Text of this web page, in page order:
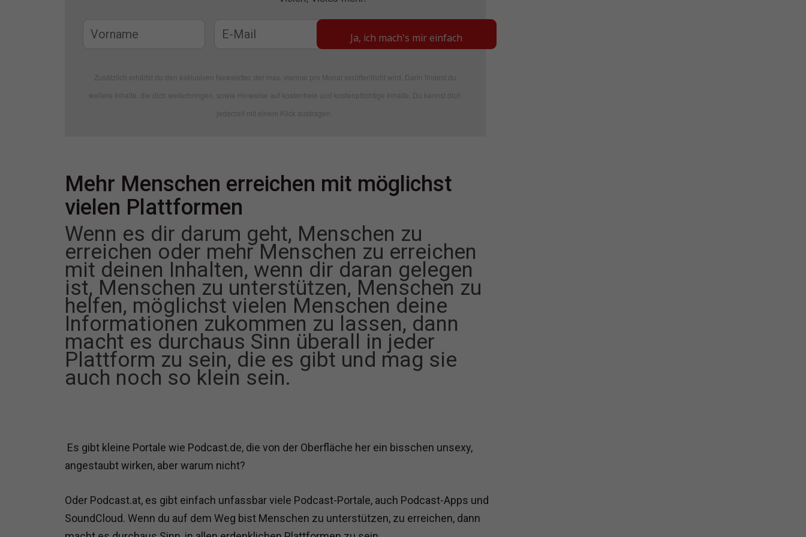
Ja, ich mach's mir einfach
Zusätzlich erhältst du den exklusiven Newsletter, der max. viermal pro Monat veröffentlicht wird. Darin findest du
weitere Inhalte, die dich weiterbringen, sowie Hinweise auf kostenfreie und kostenpflichtige Inhalte. Du kannst dich
jederzeit mit einem Klick austragen.
Mehr Menschen erreichen mit möglichst
vielen Plattformen
Wenn es dir darum geht, Menschen zu
erreichen oder mehr Menschen zu erreichen
mit deinen Inhalten, wenn dir daran gelegen
ist, Menschen zu unterstützen, Menschen zu
helfen, möglichst vielen Menschen deine
Informationen zukommen zu lassen, dann
macht es durchaus Sinn überall in jeder
Plattform zu sein, die es gibt und mag sie
auch noch so klein sein.
Es gibt kleine Portale wie Podcast.de, die von der Oberfläche her ein bisschen unsexy,
angestaubt wirken, aber warum nicht?
Oder Podcast.at, es gibt einfach unfassbar viele Podcast-Portale, auch Podcast-Apps und
SoundCloud. Wenn du auf dem Weg bist Menschen zu unterstützen, zu erreichen, dann